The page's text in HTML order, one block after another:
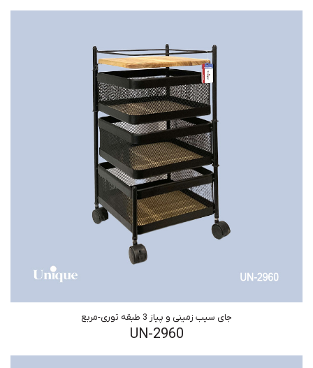
جای سیب زمینی و پیاز 3 طبقه توری-مربع
UN-2960